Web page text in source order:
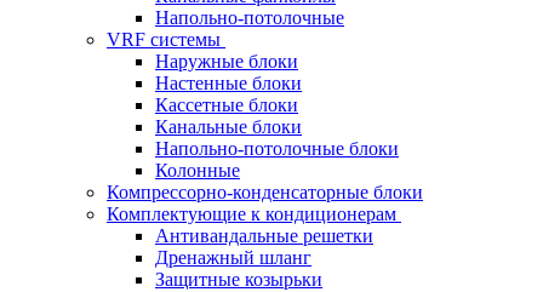
Напольно-потолочные
VRF системы
Наружные блоки
Настенные блоки
Кассетные блоки
Канальные блоки
Напольно-потолочные блоки
Колонные
Компрессорно-конденсаторные блоки
Комплектующие к кондиционерам
Антивандальные решетки
Дренажный шланг
Защитные козырьки